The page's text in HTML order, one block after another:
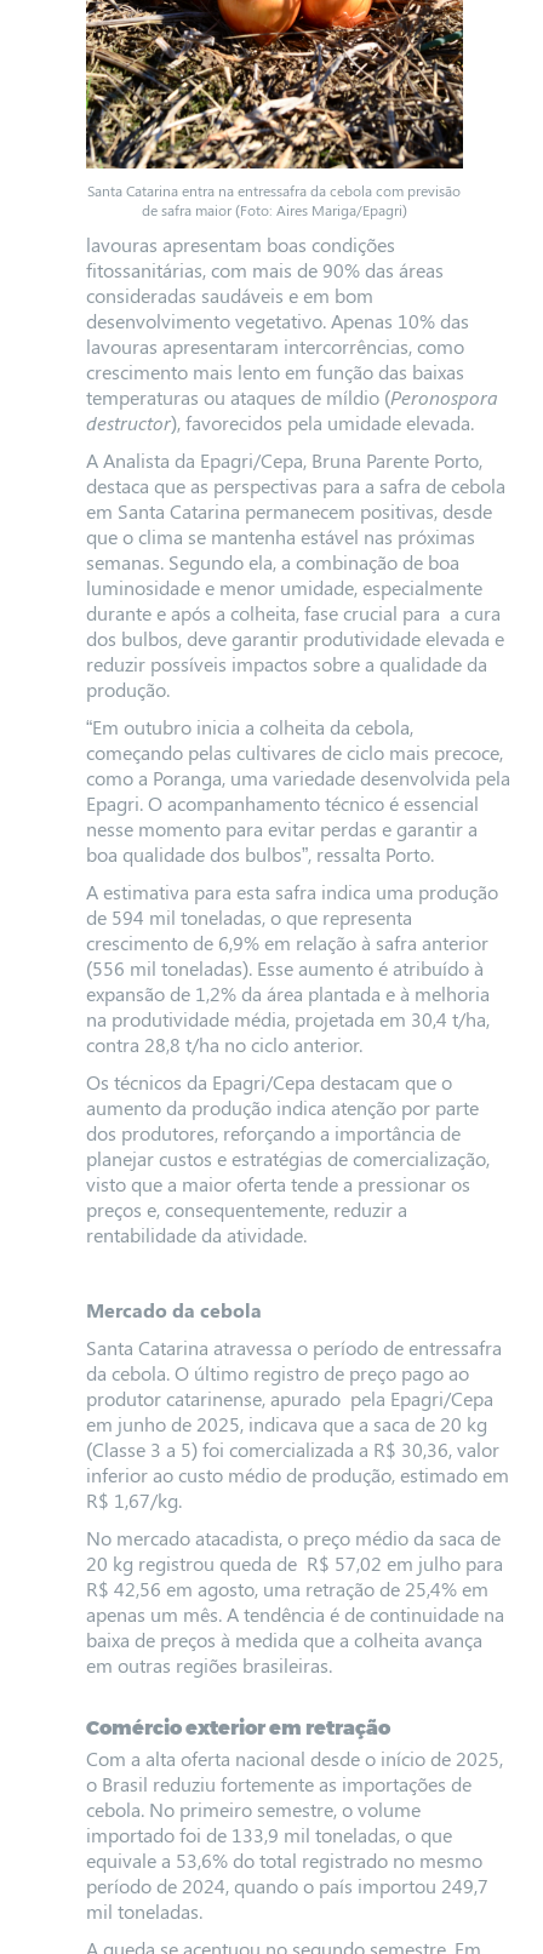
Santa Catarina entra na entressafra da cebola com previsão
de safra maior (Foto: Aires Mariga/Epagri)
lavouras apresentam boas condições
fitossanitárias, com mais de 90% das áreas
consideradas saudáveis e em bom
desenvolvimento vegetativo. Apenas 10% das
lavouras apresentaram intercorrências, como
crescimento mais lento em função das baixas
temperaturas ou ataques de míldio (Peronospora
destructor), favorecidos pela umidade elevada.
A Analista da Epagri/Cepa, Bruna Parente Porto,
destaca que as perspectivas para a safra de cebola
em Santa Catarina permanecem positivas, desde
que o clima se mantenha estável nas próximas
semanas. Segundo ela, a combinação de boa
luminosidade e menor umidade, especialmente
durante e após a colheita, fase crucial para a cura
dos bulbos, deve garantir produtividade elevada e
reduzir possíveis impactos sobre a qualidade da
produção.
“Em outubro inicia a colheita da cebola,
começando pelas cultivares de ciclo mais precoce,
como a Poranga, uma variedade desenvolvida pela
Epagri. O acompanhamento técnico é essencial
nesse momento para evitar perdas e garantir a
boa qualidade dos bulbos”, ressalta Porto.
A estimativa para esta safra indica uma produção
de 594 mil toneladas, o que representa
crescimento de 6,9% em relação à safra anterior
(556 mil toneladas). Esse aumento é atribuído à
expansão de 1,2% da área plantada e à melhoria
na produtividade média, projetada em 30,4 t/ha,
contra 28,8 t/ha no ciclo anterior.
Os técnicos da Epagri/Cepa destacam que o
aumento da produção indica atenção por parte
dos produtores, reforçando a importância de
planejar custos e estratégias de comercialização,
visto que a maior oferta tende a pressionar os
preços e, consequentemente, reduzir a
rentabilidade da atividade.
Mercado da cebola
Santa Catarina atravessa o período de entressafra
da cebola. O último registro de preço pago ao
produtor catarinense, apurado pela Epagri/Cepa
em junho de 2025, indicava que a saca de 20 kg
(Classe 3 a 5) foi comercializada a R$ 30,36, valor
inferior ao custo médio de produção, estimado em
R$ 1,67/kg.
No mercado atacadista, o preço médio da saca de
20 kg registrou queda de R$ 57,02 em julho para
R$ 42,56 em agosto, uma retração de 25,4% em
apenas um mês. A tendência é de continuidade na
baixa de preços à medida que a colheita avança
em outras regiões brasileiras.
Comércio exterior em retração
Com a alta oferta nacional desde o início de 2025,
o Brasil reduziu fortemente as importações de
cebola. No primeiro semestre, o volume
importado foi de 133,9 mil toneladas, o que
equivale a 53,6% do total registrado no mesmo
período de 2024, quando o país importou 249,7
mil toneladas.
A queda se acentuou no segundo semestre. Em